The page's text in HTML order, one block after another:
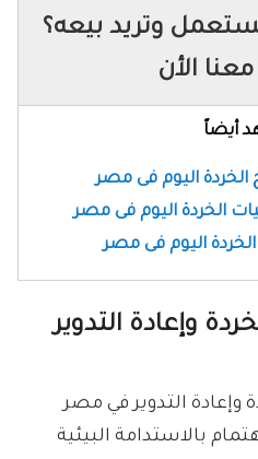
وتريد بيعه؟
الأن
أيضاً
الخردة اليوم فى مصر
الخردة اليوم فى مصر
اليوم فى مصر
وإعادة التدوير
التدوير في مصر
بالاستدامة البيئية